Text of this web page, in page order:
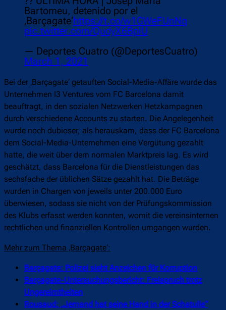
Bartomeu, detenido por el
‚Barçagate‘https://t.co/w1GWeFUnNq
pic.twitter.com/QudyX6BplU
— Deportes Cuatro (@DeportesCuatro)
March 1, 2021
Bei der ‚Barçagate‘ getauften Social-Media-Affäre wurde das
Unternehmen I3 Ventures vom FC Barcelona damit
beauftragt, in den sozialen Netzwerken Hetzkampagnen
durch verschiedene Accounts zu starten. Die Angelegenheit
wurde noch dubioser, als herauskam, dass der FC Barcelona
dem Social-Media-Unternehmen eine Vergütung gezahlt
hatte, die weit über dem normalen Marktpreis lag. Es wird
geschätzt, dass Barcelona für die Dienstleistungen das
sechsfache der üblichen Sätze gezahlt hat. Die Beträge
wurden in Chargen von jeweils unter 200.000 Euro
überwiesen, sodass sie nicht von der Prüfungskommission
des Klubs erfasst werden konnten, womit die vereinsinternen
rechtlichen und finanziellen Kontrollen umgangen wurden.
Mehr zum Thema ‚Barçagate‘:
Barçagate: Polizei sieht Anzeichen für Korruption
Barçagate-Untersuchungsbericht: Freispruch trotz
Ungereimtheiten
Rousaud: „Jemand hat seine Hand in der Schatulle“